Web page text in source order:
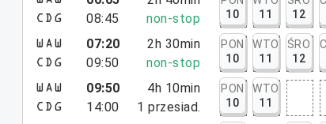
CDG
08:45
non-stop
10
11
12
WAW
CDG
07:20
09:50
2h 30min
non-stop
PON
10
WTO
11
ŚRO
12
WAW
CDG
09:50
14:00
4h 10min
1 przesiad.
PON
10
WTO
11